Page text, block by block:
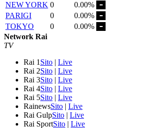
NEW YORK 0
0.00%
PARIGI
0
0.00%
TOKYO
0
0.00%
Network Rai
TV
Rai 1 Sito | Live
Rai 2Sito | Live
Rai 3Sito | Live
Rai 4Sito | Live
Rai 5Sito | Live
RainewsSito | Live
Rai GulpSito | Live
Rai SportSito | Live